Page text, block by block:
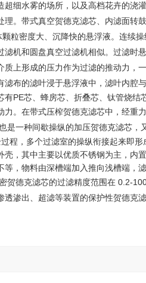
细水雾的场所，以及高档花卉的浇灌
。带式真空贺德克滤芯、内滤面转
粒密度大、沉降快的悬浮液。连续
机和圆盘真空过滤机相似。过滤时
质上形成的压力作为过滤的推动力，
布的滤叶浸于悬浮液中，滤叶内腔
PE芯、蜂房芯、折叠芯、钛管烧结
力。在带式压榨贺德克滤芯中，经重
是一种间歇操纵的加压贺德克滤芯 ，
程，多个过滤室的操纵衔接起来即
，其中主要以优质不锈钢为主，内
，物料由深槽端加入推向浅槽端，
贺德克滤芯的过滤精度范围在 0.2-
透渗出、超滤等装置的保护性贺德克